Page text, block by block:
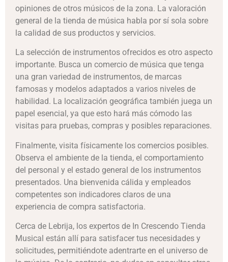
opiniones de otros músicos de la zona. La valoración
general de la tienda de música habla por sí sola sobre
la calidad de sus productos y servicios.
La selección de instrumentos ofrecidos es otro aspecto
importante. Busca un comercio de música que tenga
una gran variedad de instrumentos, de marcas
famosas y modelos adaptados a varios niveles de
habilidad. La localización geográfica también juega un
papel esencial, ya que esto hará más cómodo las
visitas para pruebas, compras y posibles reparaciones.
Finalmente, visita físicamente los comercios posibles.
Observa el ambiente de la tienda, el comportamiento
del personal y el estado general de los instrumentos
presentados. Una bienvenida cálida y empleados
competentes son indicadores claros de una
experiencia de compra satisfactoria.
Cerca de Lebrija, los expertos de In Crescendo Tienda
Musical están allí para satisfacer tus necesidades y
solicitudes, permitiéndote adentrarte en el universo de